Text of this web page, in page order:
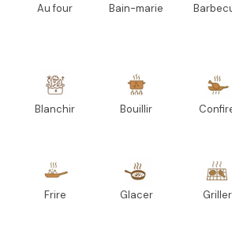
Au four Bain-marie
Blanchir Bouillir
Frire Glacer Griller